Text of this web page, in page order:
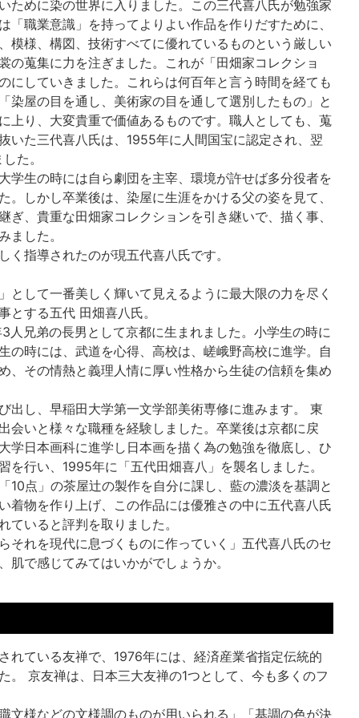
ために染の世界に入りました。この三代喜八氏が勉強家
「職業意識」を持ってよりよい作品を作りだすために、
模様、構図、技術すべてに優れているものという厳しい
の蒐集に力を注ぎました。これが「田畑家コレクショ
にしていきました。これらは何百年と言う時間を経ても
染屋の目を通し、美術家の目を通して選別したもの」と
上り、大変貴重で価値あるものです。職人としても、蒐
いた三代喜八氏は、1955年に人間国宝に認定され、翌
た。
学生の時には自ら劇団を主宰、環境が許せば多分役者を
。しかし卒業後は、染屋に生涯をかける父の姿を見て、
ぎ、貴重な田畑家コレクションを引き継いで、描く事、
ました。
く指導されたのが現五代喜八氏です。
として一番美しく輝いて見えるように最大限の力を尽く
とする五代 田畑喜八氏。
人兄弟の長男として京都に生まれました。小学生の時に
の時には、武道を心得、高校は、嵯峨野高校に進学。自
、その情熱と義理人情に厚い性格から生徒の信頼を集め
出し、早稲田大学第一文学部美術専修に進みます。 東
会いと様々な職種を経験しました。卒業後は京都に戻
学日本画科に進学し日本画を描く為の勉強を徹底し、ひ
を行い、1995年に「五代田畑喜八」を襲名しました。
10点」の茶屋辻の製作を自分に課し、藍の濃淡を基調と
着物を作り上げ、この作品には優雅さの中に五代喜八氏
ていると評判を取りました。
それを現代に息づくものに作っていく」五代喜八氏のセ
肌で感じてみてはいかがでしょうか。
れている友禅で、1976年には、経済産業省指定伝統的
。 京友禅は、日本三大友禅の1つとして、今も多くのフ
文様などの文様調のものが用いられる」「基調の色が決